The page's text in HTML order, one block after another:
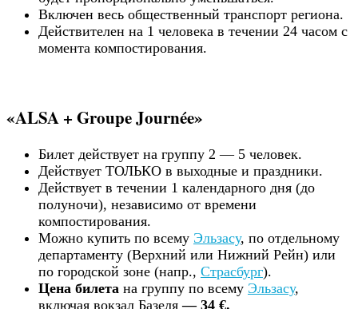
Включен весь общественный транспорт региона.
Действителен на 1 человека в течении 24 часом с
момента компостирования.
«ALSA + Groupe Journée»
Билет действует на группу 2 — 5 человек.
Действует ТОЛЬКО в выходные и праздники.
Действует в течении 1 календарного дня (до
полуночи), независимо от времени
компостирования.
Можно купить по всему Эльзасу, по отдельному
департаменту (Верхний или Нижний Рейн) или
по городской зоне (напр., Страсбург).
Цена билета на группу по всему Эльзасу,
включая вокзал Базеля — 34 €.